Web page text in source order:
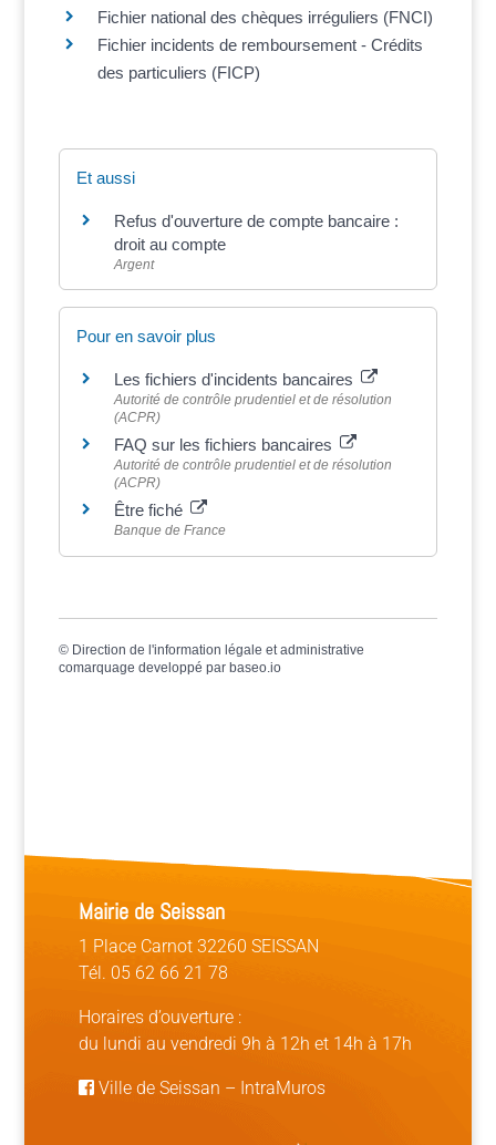
Fichier national des chèques irréguliers (FNCI)
Fichier incidents de remboursement - Crédits
des particuliers (FICP)
Et aussi
Refus d'ouverture de compte bancaire :
droit au compte
Argent
Pour en savoir plus
Les fichiers d'incidents bancaires
Autorité de contrôle prudentiel et de résolution
(ACPR)
FAQ sur les fichiers bancaires
Autorité de contrôle prudentiel et de résolution
(ACPR)
Être fiché
Banque de France
© Direction de l'information légale et administrative
comarquage developpé par baseo.io
Mairie de Seissan
1 Place Carnot 32260 SEISSAN
Tél. 05 62 66 21 78
Horaires d’ouverture :
du lundi au vendredi 9h à 12h et 14h à 17h
Ville de Seissan – IntraMuros